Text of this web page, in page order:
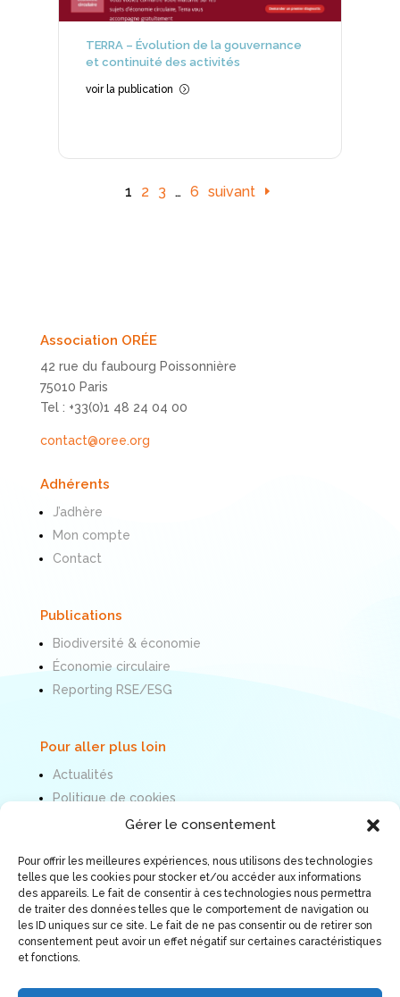
Gérer le consentement
Pour offrir les meilleures expériences, nous utilisons des technologies
telles que les cookies pour stocker et/ou accéder aux informations
des appareils. Le fait de consentir à ces technologies nous permettra
de traiter des données telles que le comportement de navigation ou
les ID uniques sur ce site. Le fait de ne pas consentir ou de retirer son
consentement peut avoir un effet négatif sur certaines caractéristiques
et fonctions.
TERRA – Évolution de la gouvernance
et continuité des activités
voir la publication =
1 2 3 … 6 suivant
Association ORÉE
42 rue du faubourg Poissonnière
75010 Paris
Tel : +33(0)1 48 24 04 00
contact@oree.org
Adhérents
J’adhère
Mon compte
Contact
Publications
Biodiversité & économie
Économie circulaire
Reporting RSE/ESG
Pour aller plus loin
Actualités
Politique de cookies
Mentions légales
Nous suivre